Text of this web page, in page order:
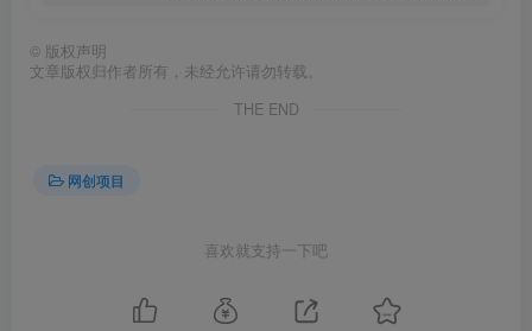
© 版权声明
文章版权归作者所有，未经允许请勿转载。
THE END
网创项目
喜欢就支持一下吧